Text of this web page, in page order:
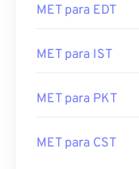
MET para EDT
MET para IST
MET para PKT
MET para CST